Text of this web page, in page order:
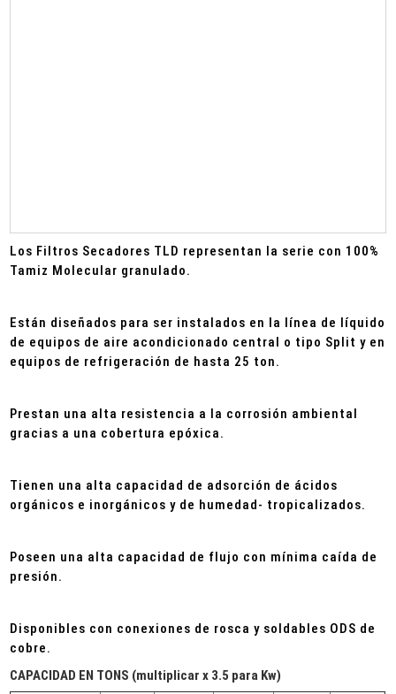
Los Filtros Secadores TLD representan la serie con 100%
Tamiz Molecular granulado.
Están diseñados para ser instalados en la línea de líquido
de equipos de aire acondicionado central o tipo Split y en
equipos de refrigeración de hasta 25 ton.
Prestan una alta resistencia a la corrosión ambiental
gracias a una cobertura epóxica.
Tienen una alta capacidad de adsorción de ácidos
orgánicos e inorgánicos y de humedad- tropicalizados.
Poseen una alta capacidad de flujo con mínima caída de
presión.
Disponibles con conexiones de rosca y soldables ODS de
cobre.
CAPACIDAD EN TONS (multiplicar x 3.5 para Kw)